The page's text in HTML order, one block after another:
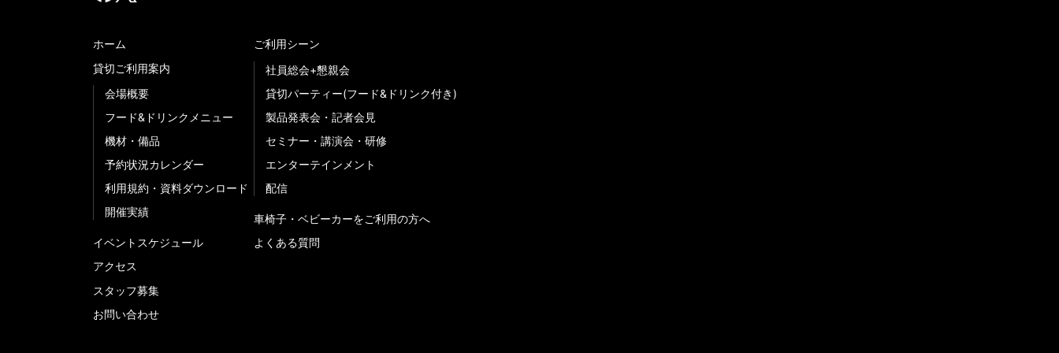
ホーム
貸切ご利用案内
会場概要
フード&ドリンクメニュー
機材・備品
予約状況カレンダー
利用規約・資料ダウンロード
開催実績
イベントスケジュール
アクセス
スタッフ募集
お問い合わせ
ご利用シーン
社員総会+懇親会
貸切パーティー(フード&ドリンク付き)
製品発表会・記者会見
セミナー・講演会・研修
エンターテインメント
配信
車椅子・ベビーカーをご利用の方へ
よくある質問